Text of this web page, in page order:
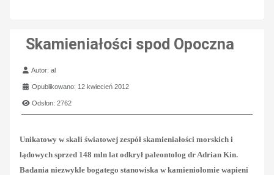
Skamieniałości spod Opoczna
Szczegóły
Autor:al
Opublikowano: 12 kwiecień 2012
Odsłon: 2762
Unikatowy w skali światowej zespół skamieniałości morskich i
lądowych sprzed 148 mln lat odkrył paleontolog dr Adrian Kin.
Badania niezwykle bogatego stanowiska w kamieniołomie wapieni